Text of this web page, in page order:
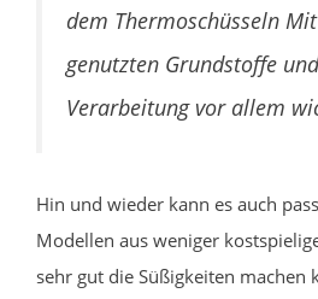
dem Thermoschüsseln
genutzten Grundstoffe
Verarbeitung vor allem
Hin und wieder kann es auch
Modellen aus weniger
sehr gut die Süßigkeiten machen